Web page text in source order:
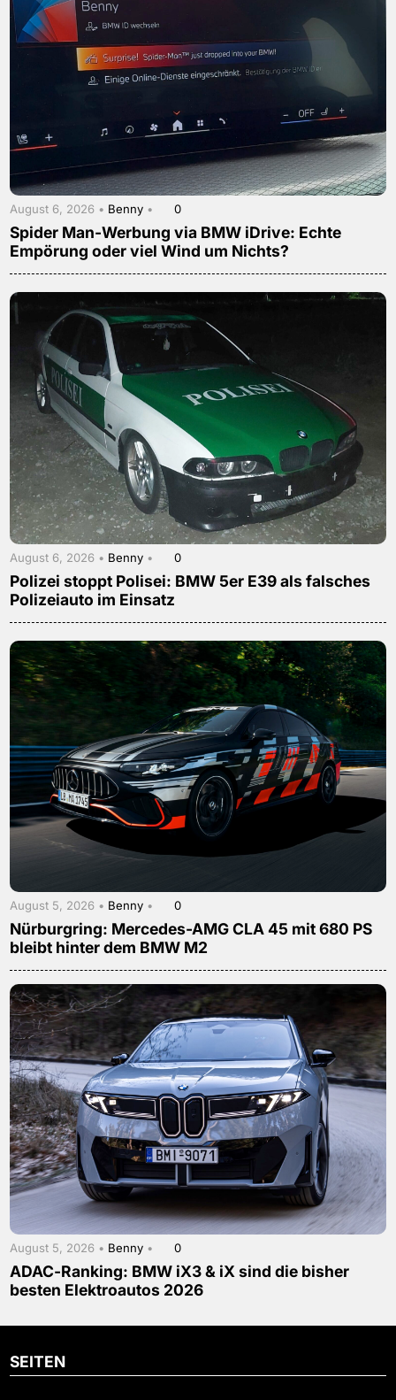
August 6, 2026 • Benny • 0
Spider Man-Werbung via BMW iDrive: Echte
Empörung oder viel Wind um Nichts?
August 6, 2026 • Benny • 0
Polizei stoppt Polisei: BMW 5er E39 als falsches
Polizeiauto im Einsatz
August 5, 2026 • Benny • 0
Nürburgring: Mercedes-AMG CLA 45 mit 680 PS
bleibt hinter dem BMW M2
August 5, 2026 • Benny • 0
ADAC-Ranking: BMW iX3 & iX sind die bisher
besten Elektroautos 2026
SEITEN